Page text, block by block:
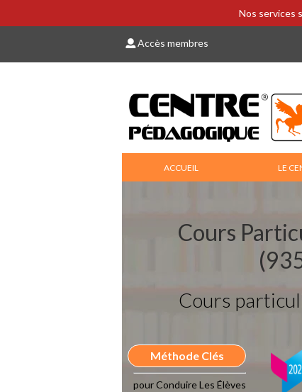
Nos services
Accès membres
ACCUEIL LE
Cours
Cours
Méthode Clés
pour Conduire Les Élèves